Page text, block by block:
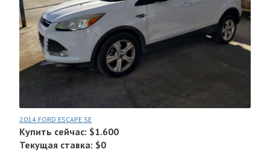
2014 FORD ESCAPE SE
Купить сейчас: $1.600
Текущая ставка: $0